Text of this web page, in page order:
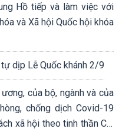
Hồ tiếp và làm việc với
và Xã hội Quốc hội khóa
dịp Lễ Quốc khánh 2/9
của bộ, ngành và của
chống dịch Covid-19
xã hội theo tinh thần Chỉ